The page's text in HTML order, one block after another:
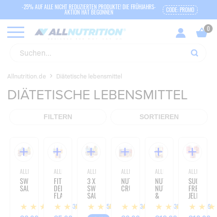
-25% AUF ALLE NICHT REDUZIERTEN PRODUKTE! DIE FRÜHJAHRS-
AKTION HAT BEGONNEN CODE: PROMO
Allnutrition.de Diätetische lebensmittel
DIÄTETISCHE LEBENSMITTEL
FILTERN SORTIEREN
ALLNUTRITION
SWEET
SAUCE
638
ALLNUTRITION
FITKING
DELICIOUS
FLAVOUR
DROPS 353
ALLNUTRITION
3 X
SWEET
SAUCE
634
ALLNUTRITION
NUTLOVE
CRUNCH
538
ALLNUTRITION
NUTLOVE
NUTTY
&
COCOA 59
SUGAR
FREE
JELLY